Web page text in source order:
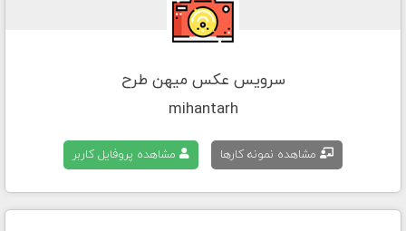
سرویس عکس میهن طرح
mihantarh
مشاهده نمونه کارها مشاهده پروفایل کاربر